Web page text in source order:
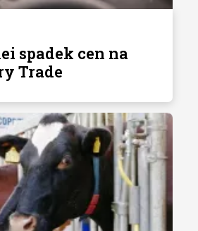
spadek cen na
Trade